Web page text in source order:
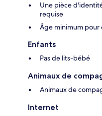
Une pièce
requise
Âge minimum pour
Enfants
Pas de lits-bébé
Animaux de
Animaux de
Internet